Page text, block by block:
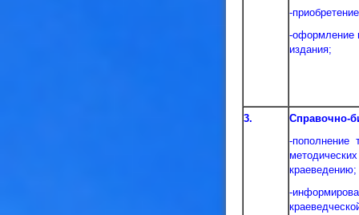
-
-оформление
издания;
3.
Справочно-
-пополнение
краеведению;
-